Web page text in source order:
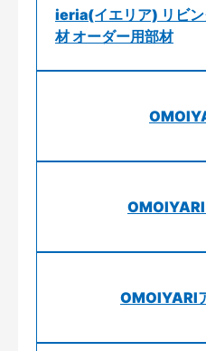
ieria(イエリア) リビン
材 オーダー用部材
OMOIYARI